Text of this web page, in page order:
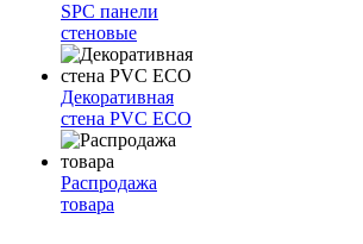
SPC панели
стеновые
Декоративная
стена PVC ECO
Распродажа
товара